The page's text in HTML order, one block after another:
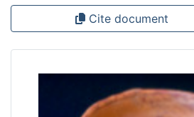
Cite document